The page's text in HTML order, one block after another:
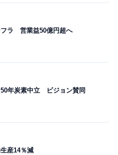
ラ 営業益50億円超へ
50年炭素中立 ビジョン賛同
産14％減